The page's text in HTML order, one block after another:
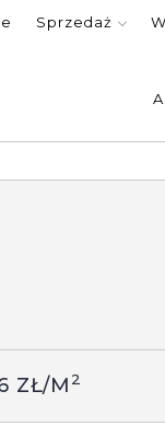
Sprzedaż
ZŁ/M 2